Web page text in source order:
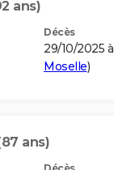
ans)
Décès
29/10/2025 à
Moselle)
ans)